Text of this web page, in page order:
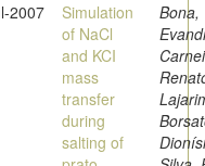
2007
Simulation
of NaCl
and KCI
mass
transfer
during
salting of
Bona,